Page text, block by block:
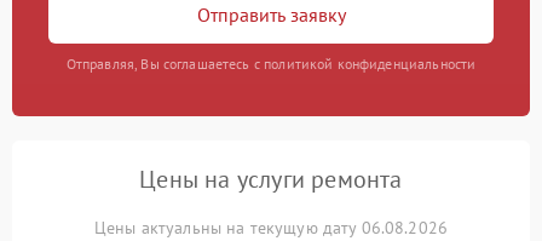
Отправить заявку
Отправляя, Вы соглашаетесь с политикой конфиденциальности
Цены на услуги ремонта
Цены актуальны на текущую дату 06.08.2026